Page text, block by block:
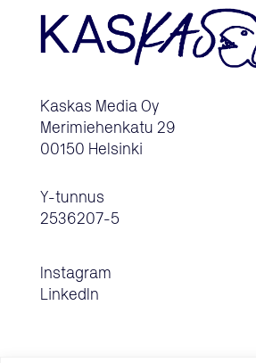
Kaskas Media Oy
Merimiehenkatu 29
00150 Helsinki
Y-tunnus
2536207-5
Instagram
LinkedIn